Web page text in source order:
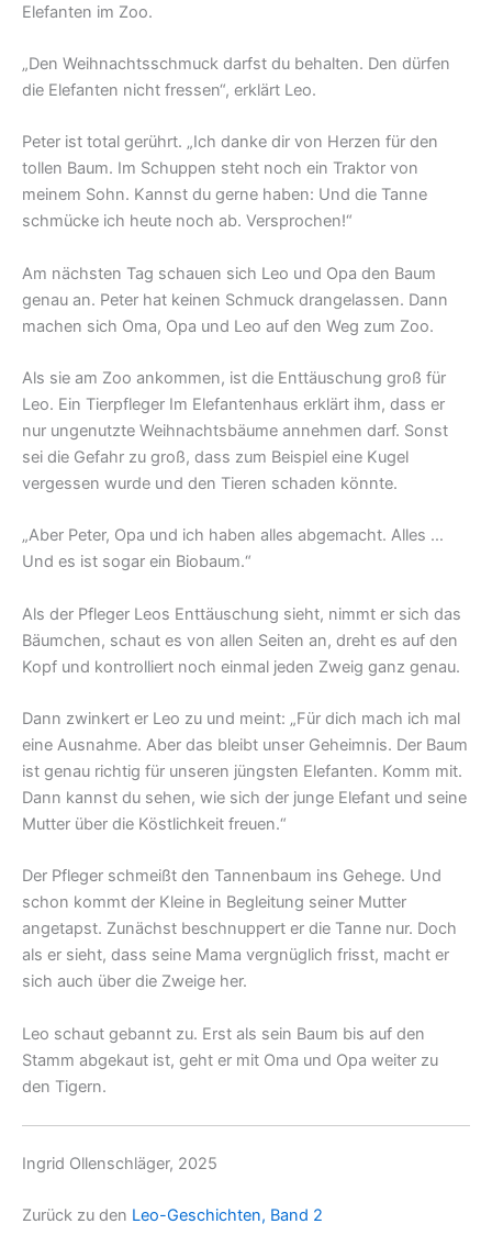
Elefanten im Zoo.
„Den Weihnachtsschmuck darfst du behalten. Den dürfen
die Elefanten nicht fressen“, erklärt Leo.
Peter ist total gerührt. „Ich danke dir von Herzen für den
tollen Baum. Im Schuppen steht noch ein Traktor von
meinem Sohn. Kannst du gerne haben: Und die Tanne
schmücke ich heute noch ab. Versprochen!“
Am nächsten Tag schauen sich Leo und Opa den Baum
genau an. Peter hat keinen Schmuck drangelassen. Dann
machen sich Oma, Opa und Leo auf den Weg zum Zoo.
Als sie am Zoo ankommen, ist die Enttäuschung groß für
Leo. Ein Tierpfleger Im Elefantenhaus erklärt ihm, dass er
nur ungenutzte Weihnachtsbäume annehmen darf. Sonst
sei die Gefahr zu groß, dass zum Beispiel eine Kugel
vergessen wurde und den Tieren schaden könnte.
„Aber Peter, Opa und ich haben alles abgemacht. Alles …
Und es ist sogar ein Biobaum.“
Als der Pfleger Leos Enttäuschung sieht, nimmt er sich das
Bäumchen, schaut es von allen Seiten an, dreht es auf den
Kopf und kontrolliert noch einmal jeden Zweig ganz genau.
Dann zwinkert er Leo zu und meint: „Für dich mach ich mal
eine Ausnahme. Aber das bleibt unser Geheimnis. Der Baum
ist genau richtig für unseren jüngsten Elefanten. Komm mit.
Dann kannst du sehen, wie sich der junge Elefant und seine
Mutter über die Köstlichkeit freuen.“
Der Pfleger schmeißt den Tannenbaum ins Gehege. Und
schon kommt der Kleine in Begleitung seiner Mutter
angetapst. Zunächst beschnuppert er die Tanne nur. Doch
als er sieht, dass seine Mama vergnüglich frisst, macht er
sich auch über die Zweige her.
Leo schaut gebannt zu. Erst als sein Baum bis auf den
Stamm abgekaut ist, geht er mit Oma und Opa weiter zu
den Tigern.
Ingrid Ollenschläger, 2025
Zurück zu den Leo-Geschichten, Band 2